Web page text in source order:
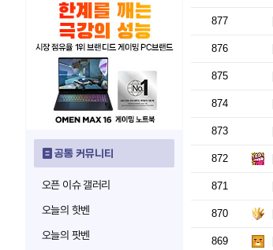
공통 커뮤니티
오픈 이슈 갤러리
오늘의 핫벤
오늘의 팟벤
877
876
875
874
873
872
871
870
869